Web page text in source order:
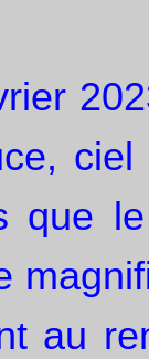
que
au